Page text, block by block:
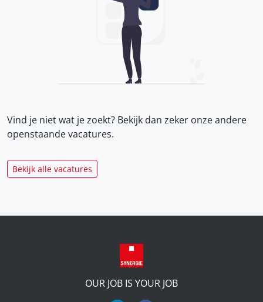
Vind je niet wat je zoekt? Bekijk dan zeker onzeandere
openstaande vacatures.
Bekijk alle vacatures
OUR JOB IS YOUR JOB